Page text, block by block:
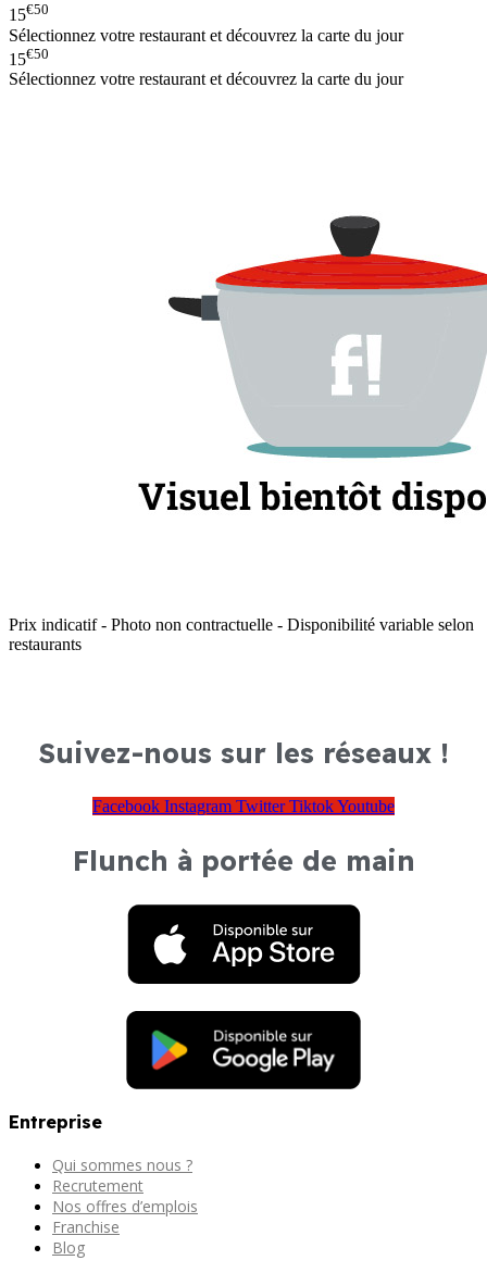
15€50
Sélectionnez votre restaurant et découvrez la carte du jour
15€50
Sélectionnez votre restaurant et découvrez la carte du jour
Prix indicatif - Photo non contractuelle - Disponibilité variable selon
restaurants
Suivez-nous sur les réseaux !
Facebook Instagram Twitter TiktokYoutube
Flunch à portée de main
Entreprise
Qui sommes nous ?
Recrutement
Nos offres d’emplois
Franchise
Blog